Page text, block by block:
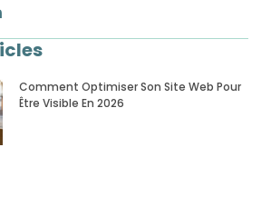
Comment Optimiser Son Site Web Pour
Être Visible En 2026